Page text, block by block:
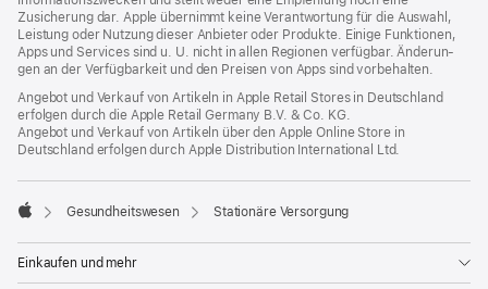
Zusicherung dar. Apple übernimmt keine Verant­wortung für die Auswahl,
Leistung oder Nutzung dieser Anbieter oder Produkte. Einige Funk­tionen,
Apps und Services sind u. U. nicht in allen Regionen ver­füg­bar. Ände­run­
gen an der Verfüg­barkeit und den Preisen von Apps sind vorbe­hal­ten.
Angebot und Verkauf von Artikeln in Apple Retail Stores in Deutschland
erfolgen durch die Apple Retail Germany B.V. & Co. KG.
Angebot und Verkauf von Artikeln über den Apple Online Store in
Deutschland erfolgen durch Apple Distribution International Ltd.

Gesund­heitswesen Stationäre Versorgung
Einkaufen und mehr